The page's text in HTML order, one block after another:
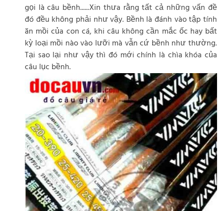
gọi là câu bềnh......Xin thưa rằng tất cả những vấn đề
đó đều không phải như vậy. Bềnh là đánh vào tập tính
ăn mồi của con cá, khi câu không cần mắc ốc hay bất
kỳ loại mồi nào vào lưỡi mà vẫn cứ bềnh như thường.
Tại sao lại như vậy thì đó mới chính là chìa khóa của
câu lục bềnh.